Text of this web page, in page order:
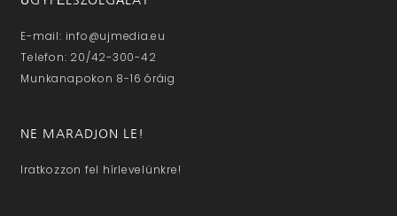
E-mail: info@ujmedia.eu
Telefon: 20/42-300-42
Munkanapokon 8-16 óráig
NE MARADJON LE!
Iratkozzon fel hírlevelünkre!